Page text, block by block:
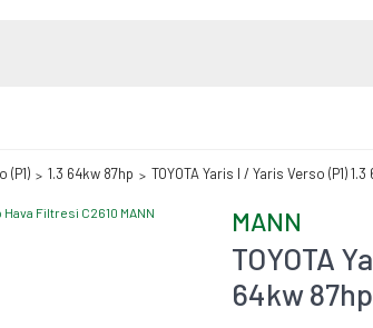
(P1) 1.3 64kw 87hp TOYOTA Yaris I / Yaris Verso (P1)
MANN
TOYOTA
64kw